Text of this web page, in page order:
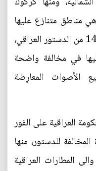
مناطق متنازع عليها
وأمرها غير محسوم وفق المادة 140 من الدستور العراقي،
في مخالفة واضحة
الأصوات المعارِضة
العراقية على الفور
للدستور، منها
المطارات العراقية